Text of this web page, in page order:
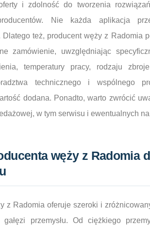
i zdolność do tworzenia
Nie każda aplikacja
Dlatego też, producent węży z Radomia
zamówienie, uwzględniając
temperatury pracy, rodzaju
technicznego i wspólnego
dodana. Ponadto, warto zwrócić
w tym serwisu i ewentualnych
węży z Radomia
z Radomia oferuje szeroki i
przemysłu. Od ciężkiego